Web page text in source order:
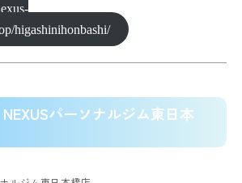
higashinihonbashi/
パーソナルジム東日本